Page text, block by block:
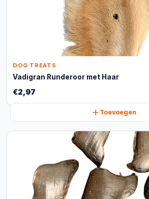
DOG TREATS
Vadigran Runderoor met Haar
€2,97
Toevoegen